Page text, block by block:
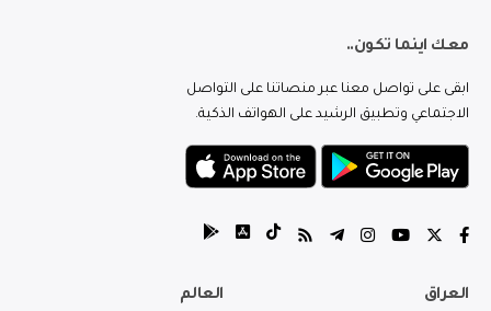
معك اينما تكون..
ابقى على تواصل معنا عبر منصاتنا على التواصل
الاجتماعي وتطبيق الرشيد على الهواتف الذكية.
العراق العالم